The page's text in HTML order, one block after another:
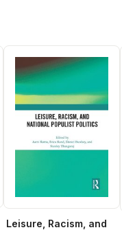
Leisure, Racism, and